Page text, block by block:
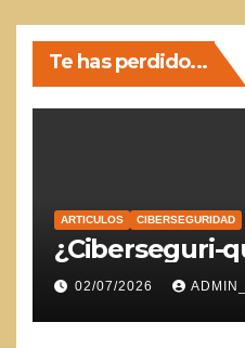
Te has perdido...
ARTICULOS CIBERSEGURIDAD
¿Ciberseguri-
02/07/2026